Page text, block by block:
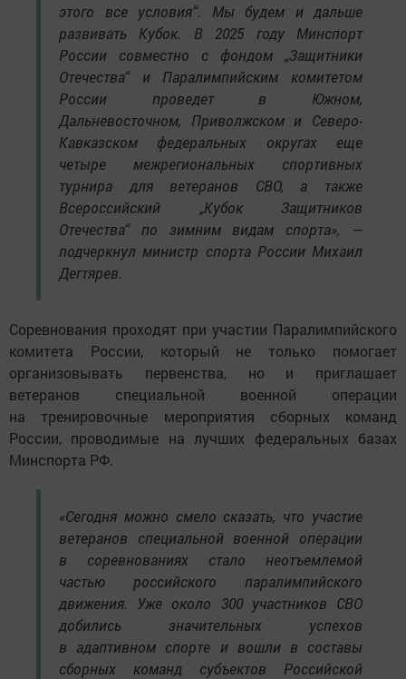
этого все условия“. Мы будем и дальше
развивать Кубок. В 2025 году Минспорт
России совместно с фондом „Защитники
Отечества“ и Паралимпийским комитетом
России проведет в Южном,
Дальневосточном, Приволжском и Северо-
Кавказском федеральных округах еще
четыре межрегиональных спортивных
турнира для ветеранов СВО, а также
Всероссийский „Кубок Защитников
Отечества“ по зимним видам спорта», —
подчеркнул министр спорта России Михаил
Дегтярев.
Соревнования проходят при участии Паралимпийского
комитета России, который не только помогает
организовывать первенства, но и приглашает
ветеранов специальной военной операции
на тренировочные мероприятия сборных команд
России, проводимые на лучших федеральных базах
Минспорта РФ.
«Сегодня можно смело сказать, что участие
ветеранов специальной военной операции
в соревнованиях стало неотъемлемой
частью российского паралимпийского
движения. Уже около 300 участников СВО
добились значительных успехов
в адаптивном спорте и вошли в составы
сборных команд субъектов Российской